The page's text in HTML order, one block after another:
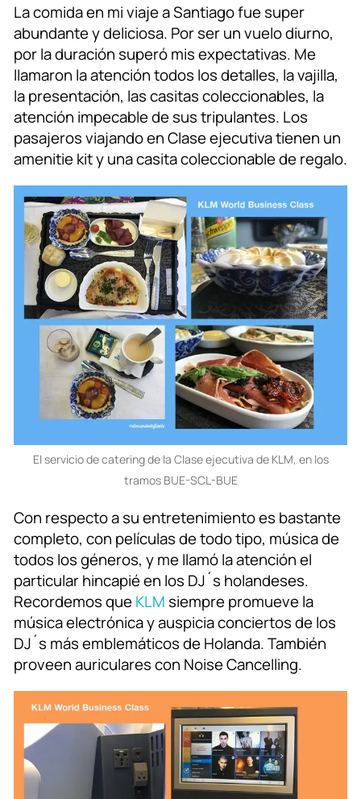
La comida en mi viaje a Santiago fue super
abundante y deliciosa. Por ser un vuelo diurno,
por la duración superó mis expectativas. Me
llamaron la atención todos los detalles, la vajilla,
la presentación, las casitas coleccionables, la
atención impecable de sus tripulantes. Los
pasajeros viajando en Clase ejecutiva tienen un
amenitie kit y una casita coleccionable de regalo.
El servicio de catering de la Clase ejecutiva de KLM, en los
tramos BUE-SCL-BUE
Con respecto a su entretenimiento es bastante
completo, con películas de todo tipo, música de
todos los géneros, y me llamó la atención el
particular hincapié en los DJ´s holandeses.
Recordemos queKLM siempre promueve la
música electrónica y auspicia conciertos de los
DJ´s más emblemáticos de Holanda. También
proveen auriculares con Noise Cancelling.